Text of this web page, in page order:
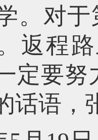
。对
返程
定要努
话语，